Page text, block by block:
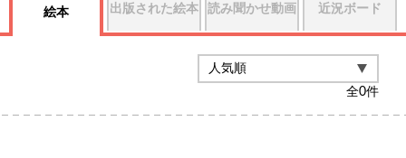
絵本 出版された絵本 読み聞かせ動画 近況ボード
全0件